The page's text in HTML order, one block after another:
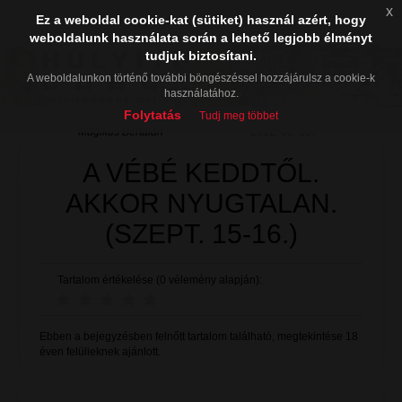
A VÉBÉ KEDDTŐL.
AKKOR NYUGTALAN.
(SZEPT. 15-16.)
Tartalom értékelése (0 vélemény alapján):
Ebben a bejegyzésben felnőtt tartalom található, megtekintése 18
éven felülieknek ajánlott.
Ez a weboldal cookie-kat (sütiket) használ azért, hogy
weboldalunk használata során a lehető legjobb élményt
tudjuk biztosítani.
A weboldalunkon történő további böngészéssel hozzájárulsz a cookie-k
használatához.
Folytatás Tudj meg többet
x